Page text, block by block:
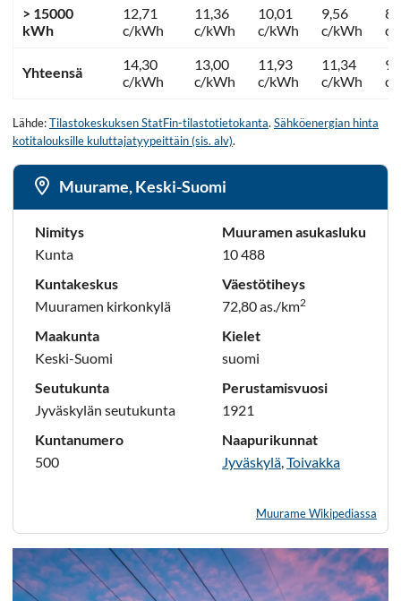
> 15000
kWh
12,71
c/kWh
11,36
c/kWh
10,01
c/kWh
9,56
c/kWh
c/
Yhteensä
14,30
c/kWh
13,00
c/kWh
11,93
c/kWh
11,34
c/kWh
c/
Lähde:Tilastokeskuksen StatFin-tilastotietokanta. Sähköenergian hinta
kotitalouksille kuluttajatyypeittäin (sis. alv).
Muurame, Keski-Suomi
Nimitys
Kunta
Kuntakeskus
Muuramen kirkonkylä
Maakunta
Keski-Suomi
Seutukunta
Jyväskylän seutukunta
Kuntanumero
500
Muuramen asukasluku
10 488
Väestötiheys
72,80 as./km2
Kielet
suomi
Perustamisvuosi
1921
Naapurikunnat
Jyväskylä Toivakka
Muurame Wikipediassa